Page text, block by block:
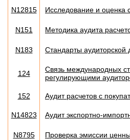
N12815 Исследование и оценка
N151 Методика аудита
N183 Стандарты аудиторской
124
Связь международных
регулирующими
152 Аудит расчетов с
N14823 Аудит экспортно-
N8795 Проверка эмиссии